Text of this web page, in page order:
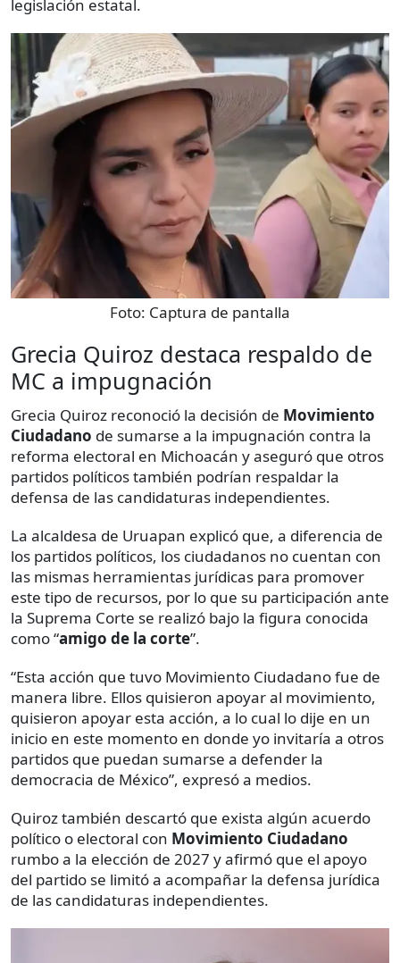
legislación estatal.
Foto: Captura de pantalla
Grecia Quiroz destaca respaldo de
MC a impugnación
Grecia Quiroz reconoció la decisión de Movimiento
Ciudadano de sumarse a la impugnación contra la
reforma electoral en Michoacán y aseguró que otros
partidos políticos también podrían respaldar la
defensa de las candidaturas independientes.
La alcaldesa de Uruapan explicó que, a diferencia de
los partidos políticos, los ciudadanos no cuentan con
las mismas herramientas jurídicas para promover
este tipo de recursos, por lo que su participación ante
la Suprema Corte se realizó bajo la figura conocida
como “amigo de la corte”.
“Esta acción que tuvo Movimiento Ciudadano fue de
manera libre. Ellos quisieron apoyar al movimiento,
quisieron apoyar esta acción, a lo cual lo dije en un
inicio en este momento en donde yo invitaría a otros
partidos que puedan sumarse a defender la
democracia de México”, expresó a medios.
Quiroz también descartó que exista algún acuerdo
político o electoral con Movimiento Ciudadano
rumbo a la elección de 2027 y afirmó que el apoyo
del partido se limitó a acompañar la defensa jurídica
de las candidaturas independientes.